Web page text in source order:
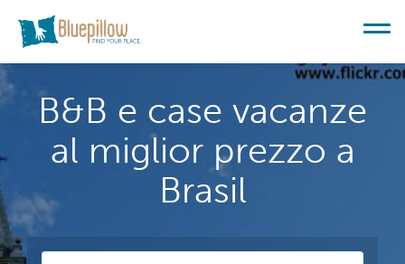
B&B e case vacanze
al miglior prezzo a
Brasil